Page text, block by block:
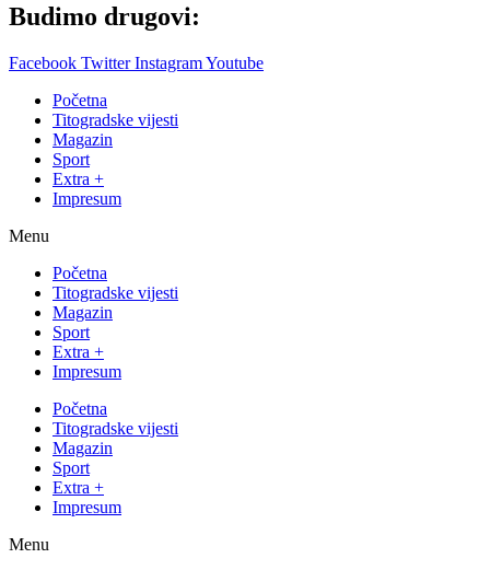
Budimo drugovi:
Facebook Twitter InstagramYoutube
Početna
Titogradske vijesti
Magazin
Sport
Extra +
Impresum
Menu
Početna
Titogradske vijesti
Magazin
Sport
Extra +
Impresum
Početna
Titogradske vijesti
Magazin
Sport
Extra +
Impresum
Menu